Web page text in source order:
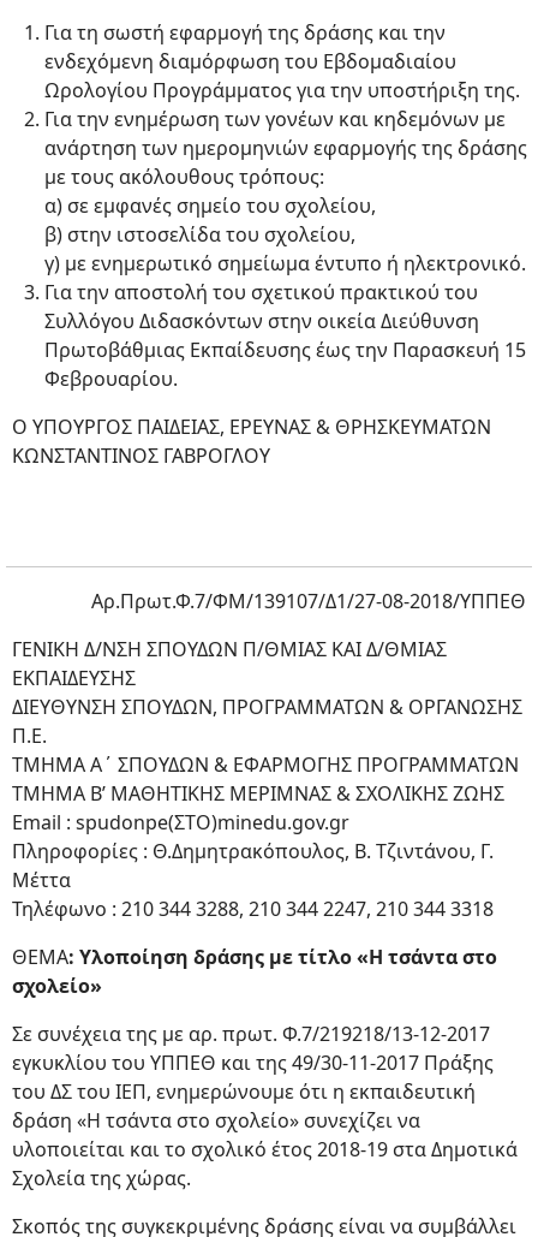
Για τη σωστή εφαρμογή της δράσης και την
ενδεχόμενη διαμόρφωση του Εβδομαδιαίου
Ωρολογίου Προγράμματος για την υποστήριξη της.
Για την ενημέρωση των γονέων και κηδεμόνων με
ανάρτηση των ημερομηνιών εφαρμογής της δράσης
με τους ακόλουθους τρόπους:
α) σε εμφανές σημείο του σχολείου,
β) στην ιστοσελίδα του σχολείου,
γ) με ενημερωτικό σημείωμα έντυπο ή ηλεκτρονικό.
Για την αποστολή του σχετικού πρακτικού του
Συλλόγου Διδασκόντων στην οικεία Διεύθυνση
Πρωτοβάθμιας Εκπαίδευσης έως την Παρασκευή 15
Φεβρουαρίου.
Ο ΥΠΟΥΡΓΟΣ ΠΑΙΔΕΙΑΣ, ΕΡΕΥΝΑΣ & ΘΡΗΣΚΕΥΜΑΤΩΝ
ΚΩΝΣΤΑΝΤΙΝΟΣ ΓΑΒΡΟΓΛΟΥ
Αρ.Πρωτ.Φ.7/ΦΜ/139107/Δ1/27-08-2018/ΥΠΠΕΘ
ΓΕΝΙΚΗ Δ/ΝΣΗ ΣΠΟΥΔΩΝ Π/ΘΜΙΑΣ ΚΑΙ Δ/ΘΜΙΑΣ
ΕΚΠΑΙΔΕΥΣΗΣ
ΔΙΕΥΘΥΝΣΗ ΣΠΟΥΔΩΝ, ΠΡΟΓΡΑΜΜΑΤΩΝ & ΟΡΓΑΝΩΣΗΣ
Π.Ε.
ΤΜΗΜΑ Α΄ ΣΠΟΥΔΩΝ & ΕΦΑΡΜΟΓΗΣ ΠΡΟΓΡΑΜΜΑΤΩΝ
ΤΜΗΜΑ Β’ ΜΑΘΗΤΙΚΗΣ ΜΕΡΙΜΝΑΣ & ΣΧΟΛΙΚΗΣ ΖΩΗΣ
Email : spudonpe(ΣΤΟ)minedu.gov.gr
Πληροφορίες : Θ.Δημητρακόπουλος, Β. Τζιντάνου, Γ.
Μέττα
Τηλέφωνο : 210 344 3288, 210 344 2247, 210 344 3318
ΘΕΜΑ: Υλοποίηση δράσης με τίτλο «Η τσάντα στο
σχολείο»
Σε συνέχεια της με αρ. πρωτ. Φ.7/219218/13-12-2017
εγκυκλίου του ΥΠΠΕΘ και της 49/30-11-2017 Πράξης
του ΔΣ του ΙΕΠ, ενημερώνουμε ότι η εκπαιδευτική
δράση «Η τσάντα στο σχολείο» συνεχίζει να
υλοποιείται και το σχολικό έτος 2018-19 στα Δημοτικά
Σχολεία της χώρας.
Σκοπός της συγκεκριμένης δράσης είναι να συμβάλλει